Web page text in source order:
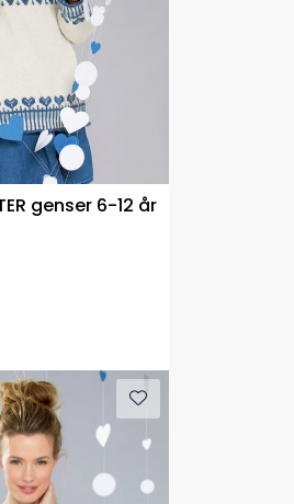
genser 6-12 år